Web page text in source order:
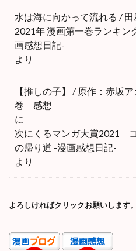
水は海に向かって流れる /
2021年 漫画第一巻ランキン
画感想日記-
より
【推しの子】 / 原作：赤坂
巻 感想
に
次にくるマンガ大賞2021
の帰り道 -漫画感想日記-
より
よろしければクリックお願いします。